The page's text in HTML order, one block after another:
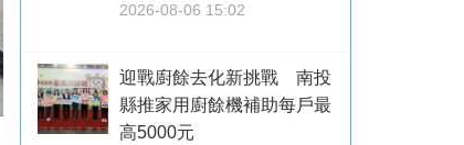
2026-08-06 15:02
迎戰廚餘去化新挑戰 南投
縣推家用廚餘機補助每戶最
高5000元